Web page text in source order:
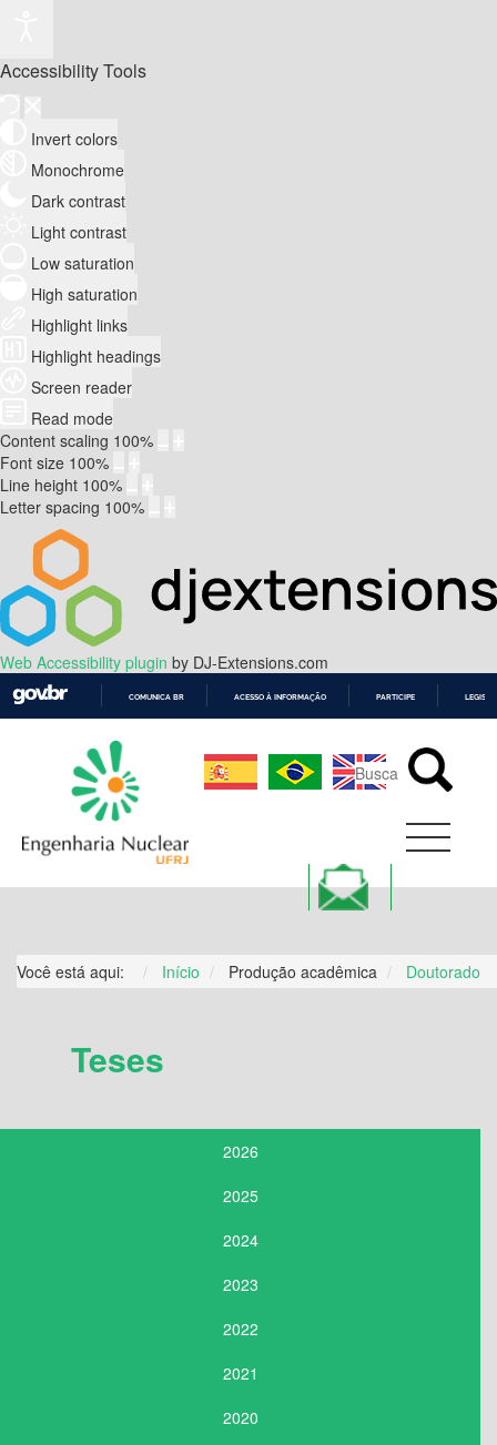
Accessibility Tools
Invert colors
Monochrome
Dark contrast
Light contrast
Low saturation
High saturation
Highlight links
Highlight headings
Screen reader
Read mode
Content scaling 100%
Font size 100%
Line height 100%
Letter spacing 100%
Web Accessibility plugin by DJ-Extensions.com
CONTEÚDO
COMUNICA BR ACESSO À INFORMAÇÃO PARTICIPE
Você está aqui: Início Produção acadêmica Doutorado
Teses
2026
2025
2024
2023
2022
2021
2020